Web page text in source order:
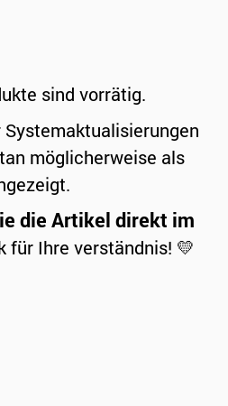
sind vorrätig.
möglicherweise als
die Artikel direkt im
für Ihre verständnis! 💛